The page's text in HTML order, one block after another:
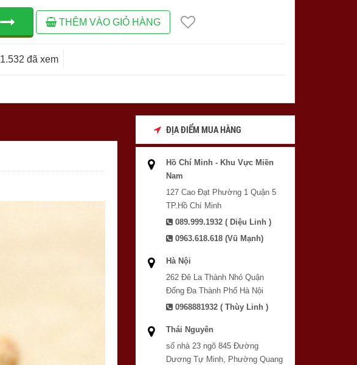
THÊM VÀO GIỎ HÀNG
1.532 đã xem
ĐỊA ĐIỂM MUA HÀNG
Hồ Chí Minh - Khu Vực Miền
Nam
127 Cao Đạt Phường 1 Quận 5
TP.Hồ Chí Minh
089.999.1932 ( Diệu Linh )
0963.618.618 (Vũ Mạnh)
Hà Nội
262 Đê La Thành Nhỏ Quận
Đống Đa Thành Phố Hà Nội
0968881932 ( Thùy Linh )
Thái Nguyên
số nhà 23 ngõ 845 Đường
Dương Tự Minh, Phường Quang